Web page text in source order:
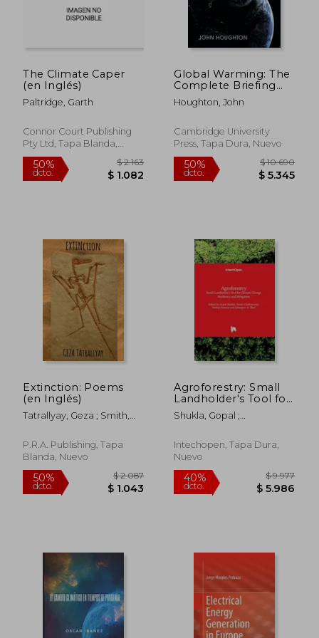
dcto. $ 1.190
50%
dcto.
The Climate Caper
(en Inglés)
Paltridge, Garth
Connor Court Publishing
Pty Ltd, Tapa Blanda,
Nuevo
Global Warming: The
Complete Briefing
(en Inglés)
Houghton, John
Cambridge University
Press, Tapa Dura, Nuevo
Extinction: Poems
(en Inglés)
Tatrallyay, Geza ; Smith,
P.R.A. Publishing, Tapa
Blanda, Nuevo
Agroforestry: Small
Landholder's Tool for
Climate Change
Resiliency and
Shukla, Gopal ;
Panwar, Pankaj
Intechopen, Tapa Dura,
Nuevo